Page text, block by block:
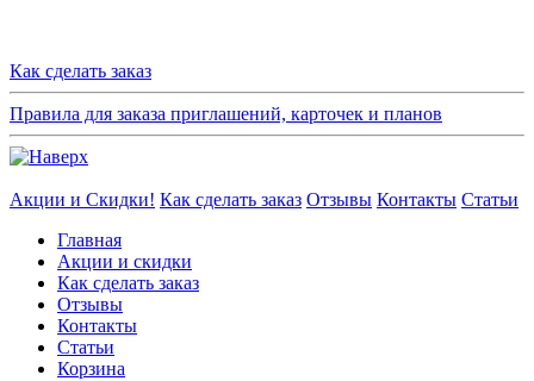
Как сделать заказ
Правила для заказа приглашений, карточек и планов
Акции и Скидки! Как сделать заказ Отзывы Контакты Статьи
Главная
Акции и скидки
Как сделать заказ
Отзывы
Контакты
Статьи
Корзина